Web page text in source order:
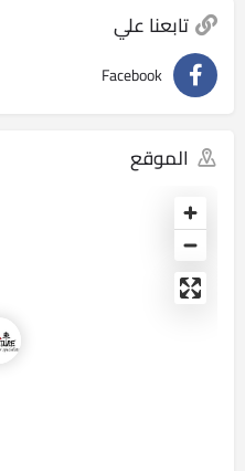
تابعنا علي
Facebook
الموقع